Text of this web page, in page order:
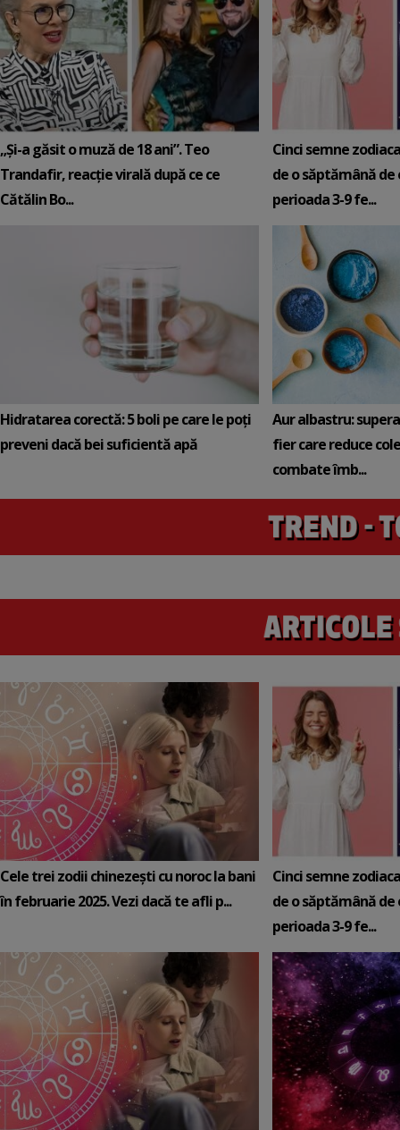
„Și-a găsit o muză de 18 ani”. Teo
Trandafir, reacție virală după ce ce
Cătălin Bo...
Cinci semne
de o săptămână de
perioada 3-9 fe...
Hidratarea corectă: 5 boli pe care le poți
preveni dacă bei suficientă apă
Aur albastru:
fier care reduce
combate îmb...
Cele trei zodii chinezești cu noroc la bani
în februarie 2025. Vezi dacă te afli p...
Cinci semne
de o săptămână de
perioada 3-9 fe...